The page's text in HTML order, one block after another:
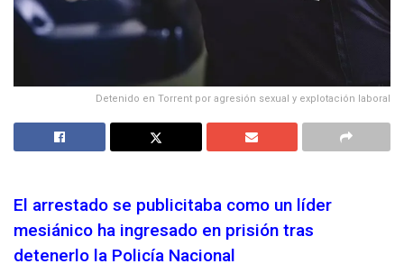
Detenido en Torrent por agresión sexual y explotación laboral
El arrestado se publicitaba como un líder
mesiánico ha ingresado en prisión tras
detenerlo la Policía Nacional